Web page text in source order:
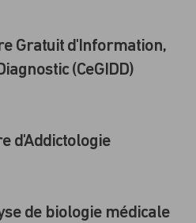
Gratuit d'Information,
(CeGIDD)
d'Addictologie
de biologie médicale